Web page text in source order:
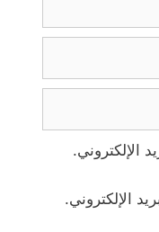
الإلكتروني.
الإلكتروني.